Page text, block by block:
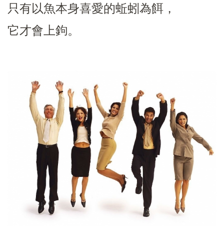
只有以魚本身喜愛的蚯蚓為餌，
它才會上鉤。